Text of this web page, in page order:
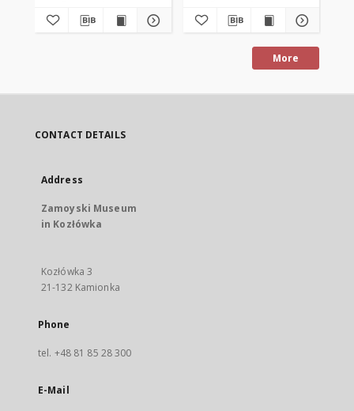
More
CONTACT DETAILS
Address
Zamoyski Museum
in Kozłówka
Kozłówka 3
21-132 Kamionka
Phone
tel. +48 81 85 28 300
E-Mail